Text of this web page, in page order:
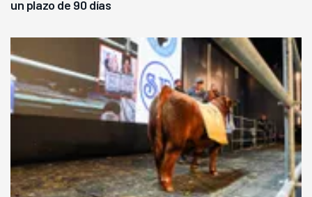
un plazo de 90 días